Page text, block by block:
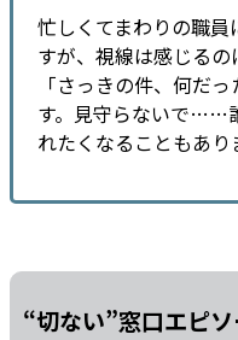
忙しくてまわりの職
すが、視線は感じる
「さっきの件、何だ
す。見守らないで……
れたくなることもあり
“切ない”窓口エピソ